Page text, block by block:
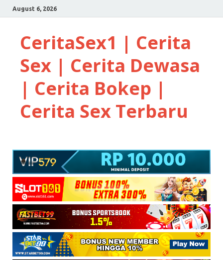
August 6, 2026
CeritaSex1 | Cerita
Sex | Cerita Dewasa
| Cerita Bokep |
Cerita Sex Terbaru